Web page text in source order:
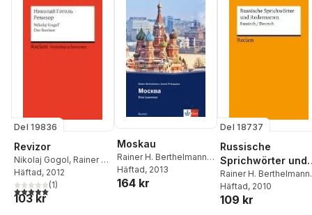
Del 19836
Revizor
Nikolaj Gogol, Rainer H.
Berthelmann
Berthelmann
Häftad, 2012
5,0utav 5 stjärnor. Totalt antal röster:
(1)
103 kr
Moskau
Rainer H. Berthelmann,
Ksenia Prokopyeva
Häftad, 2013
164 kr
Del 18737
Russische
Sprichwörter und
Redensarten
Rainer H. Berthelmann,
Gundela Berthelmann
Häftad, 2010
109 kr